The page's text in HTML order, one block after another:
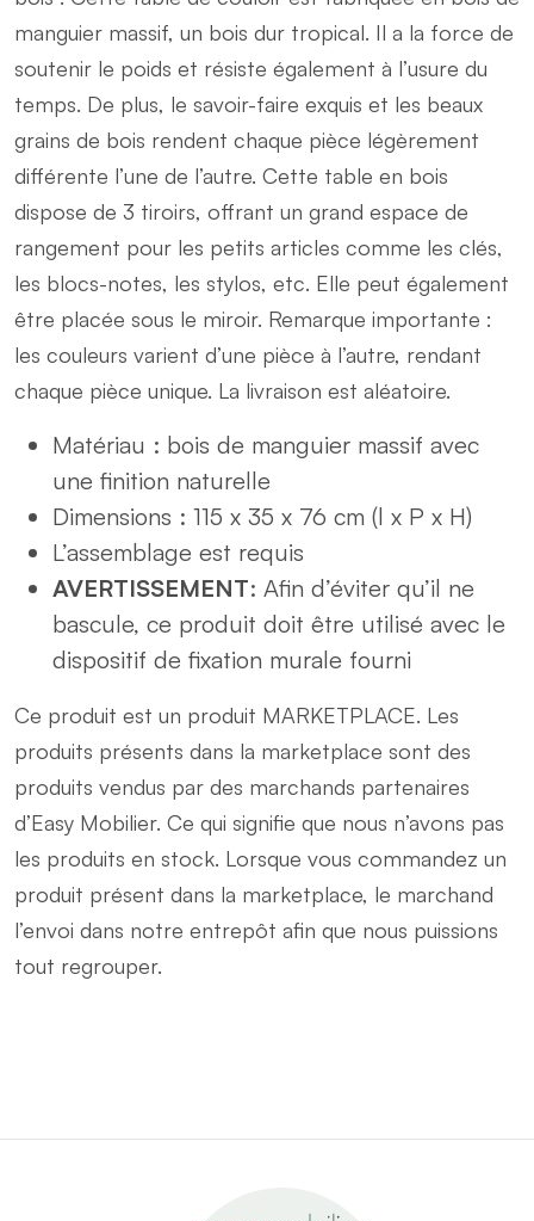
manguier massif, un bois dur tropical. Il a la force de
soutenir le poids et résiste également à l’usure du
temps. De plus, le savoir-faire exquis et les beaux
grains de bois rendent chaque pièce légèrement
différente l’une de l’autre. Cette table en bois
dispose de 3 tiroirs, offrant un grand espace de
rangement pour les petits articles comme les clés,
les blocs-notes, les stylos, etc. Elle peut également
être placée sous le miroir. Remarque importante :
les couleurs varient d’une pièce à l’autre, rendant
chaque pièce unique. La livraison est aléatoire.
Matériau : bois de manguier massif avec
une finition naturelle
Dimensions : 115 x 35 x 76 cm (l x P x H)
L’assemblage est requis
AVERTISSEMENT: Afin d’éviter qu’il ne
bascule, ce produit doit être utilisé avec le
dispositif de fixation murale fourni
Ce produit est un produit MARKETPLACE. Les
produits présents dans la marketplace sont des
produits vendus par des marchands partenaires
d’Easy Mobilier. Ce qui signifie que nous n’avons pas
les produits en stock. Lorsque vous commandez un
produit présent dans la marketplace, le marchand
l’envoi dans notre entrepôt afin que nous puissions
tout regrouper.